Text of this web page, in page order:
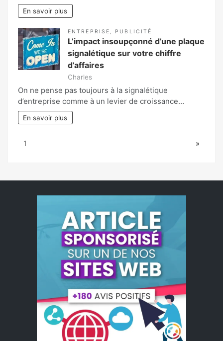
En savoir plus
ENTREPRISE , PUBLICITÉ
L’impact insoupçonné d’une plaque
signalétique sur votre chiffre
d’affaires
Charles
On ne pense pas toujours à la signalétique
d’entreprise comme à un levier de croissance…
En savoir plus
Page:
1 Next
»